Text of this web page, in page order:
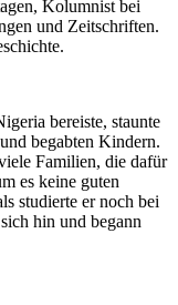
Kolumnist bei
und Zeitschriften.
bereiste, staunte
begabten Kindern.
Familien, die dafür
es keine guten
studierte er noch bei
hin und begann